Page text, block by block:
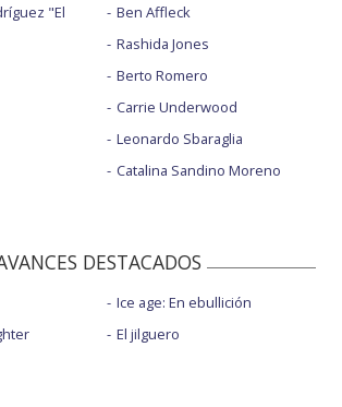
"El
Ben Affleck
Rashida Jones
Berto Romero
Carrie Underwood
Leonardo Sbaraglia
Catalina Sandino Moreno
DESTACADOS
Ice age: En ebullición
El jilguero